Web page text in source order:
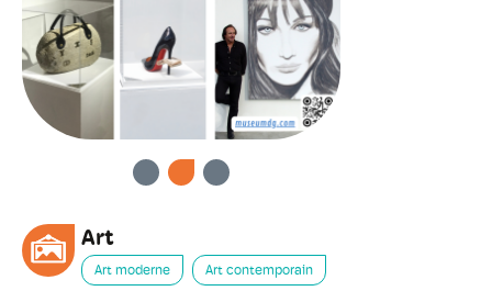
PRÉCÉDENT
SUIVANT
Art
Art moderne Art contemporain